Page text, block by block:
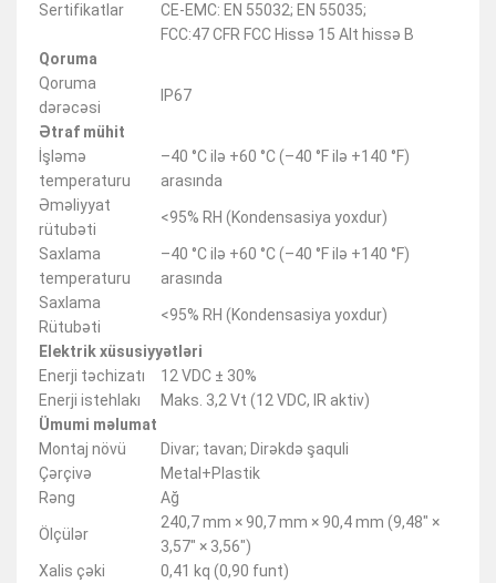
Sertifikatlar
CE-EMC: EN 55032; EN 55035;
FCC:47 CFR FCC Hissə 15 Alt hissə B
Qoruma
Qoruma
dərəcəsi
IP67
Ətraf mühit
İşləmə
temperaturu
–40 °C ilə +60 °C (–40 °F ilə +140 °F)
arasında
Əməliyyat
rütubəti
<95% RH (Kondensasiya yoxdur)
Saxlama
temperaturu
–40 °C ilə +60 °C (–40 °F ilə +140 °F)
arasında
Saxlama
Rütubəti
<95% RH (Kondensasiya yoxdur)
Elektrik xüsusiyyətləri
Enerji təchizatı
12 VDC ± 30%
Enerji istehlakı
Maks. 3,2 Vt (12 VDC, IR aktiv)
Ümumi məlumat
Montaj növü
Divar; tavan; Dirəkdə şaquli
Çərçivə
Metal+Plastik
Rəng
Ağ
Ölçülər
240,7 mm × 90,7 mm × 90,4 mm (9,48″ ×
3,57″ × 3,56″)
Xalis çəki
0,41 kq (0,90 funt)